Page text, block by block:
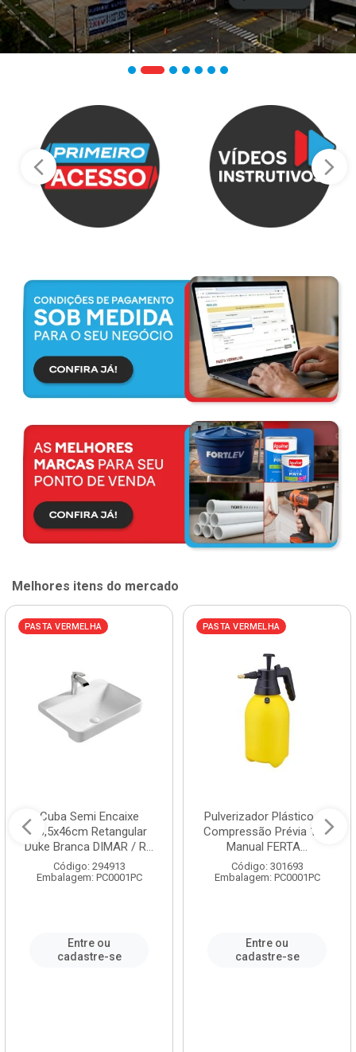
Melhores itens do mercado
PASTA VERMELHA
Cuba Semi Encaixe
58,5x46cm Retangular
Duke Branca DIMAR / R...
Código: 294913
Embalagem: PC0001PC
Entre ou
cadastre-se
PASTA VERMELHA
Pulverizador Plástico de
Compressão Prévia 1,5L
Manual FERTA...
Código: 301693
Embalagem: PC0001PC
Entre ou
cadastre-se